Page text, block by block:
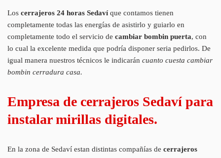
Los cerrajeros 24 horas Sedavíque contamos tienen
completamente todas las energías de asistirlo y guiarlo en
completamente todo el servicio de cambiar bombin puerta, con
lo cual la excelente medida que podría disponer seria pedirlos. De
igual manera nuestros técnicos le indicarán cuanto cuesta cambiar
bombin cerradura casa.
Empresa de cerrajeros Sedaví para
instalar mirillas digitales.
En la zona de Sedaví estan distintas compañías de cerrajeros